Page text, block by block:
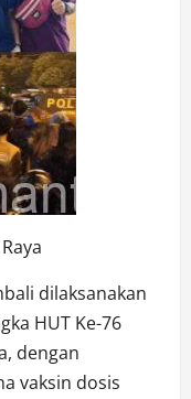
dilaksanakan
HUT Ke-76
dengan
vaksin dosis